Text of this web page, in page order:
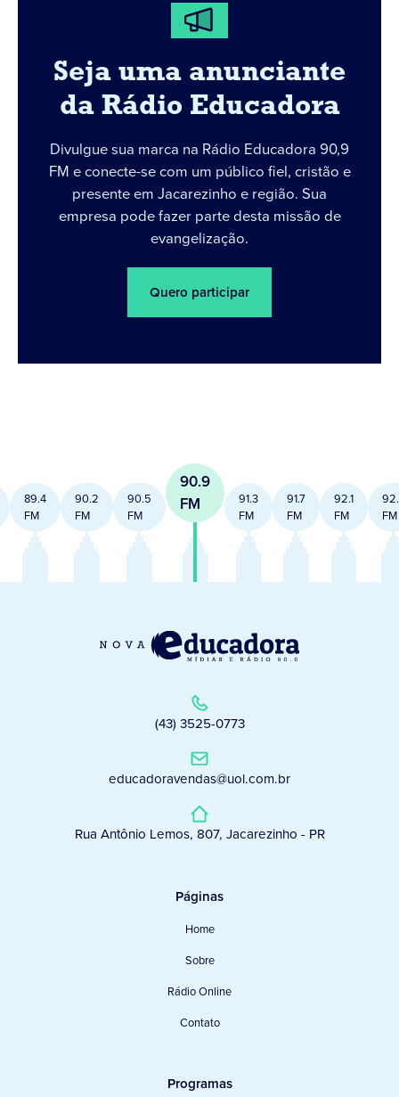
Seja uma anunciante
da Rádio Educadora
Divulgue sua marca na Rádio Educadora 90,9
FM e conecte-se com um público fiel, cristão e
presente em Jacarezinho e região. Sua
empresa pode fazer parte desta missão de
evangelização.
Quero participar
89.4
FM
90.2
FM
90.5
FM
90.9
FM
91.3
FM
91.7
FM
92.1
FM
FM
(43) 3525-0773
educadoravendas@uol.com.br
Rua Antônio Lemos, 807, Jacarezinho - PR
Páginas
Home
Sobre
Rádio Online
Contato
Programas